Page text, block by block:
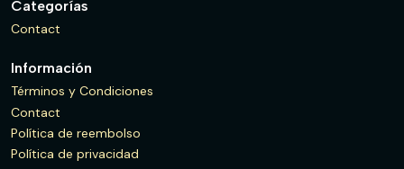
Categorías
Contact
Información
Términos y Condiciones
Contact
Política de reembolso
Política de privacidad